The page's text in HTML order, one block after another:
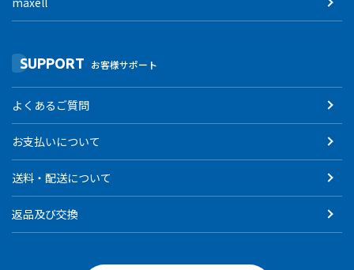
SUPPORT お客様サポート
よくあるご質問
お支払いについて
送料・配送について
返品及び交換